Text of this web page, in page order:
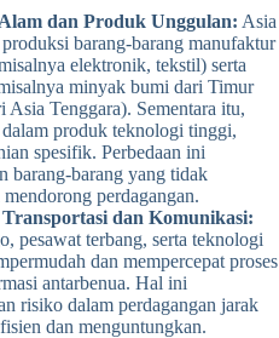
dan Produk Unggulan: Asia
barang-barang manufaktur
elektronik, tekstil) serta
minyak bumi dari Timur
Asia Tenggara). Sementara itu,
produk teknologi tinggi,
spesifik. Perbedaan ini
barang-barang yang tidak
perdagangan.
dan Komunikasi:
pesawat terbang, serta teknologi
dan mempercepat proses
antarbenua. Hal ini
risiko dalam perdagangan jarak
dan menguntungkan.